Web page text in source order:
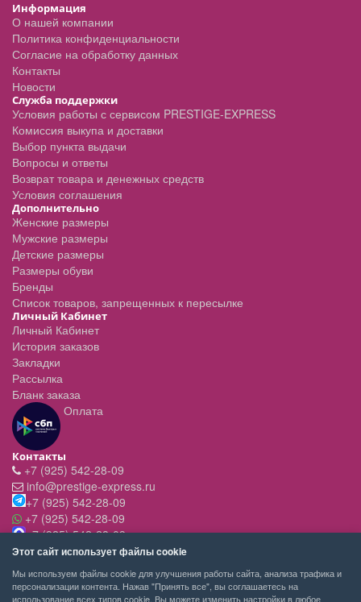
Информация
О нашей компании
Политика конфиденциальности
Согласие на обработку данных
Контакты
Новости
Служба поддержки
Условия работы с сервисом PRESTIGE-EXPRESS
Комиссия выкупа и доставки
Выбор пункта выдачи
Вопросы и ответы
Возврат товара и денежных средств
Условия соглашения
Дополнительно
Женские размеры
Мужские размеры
Детские размеры
Размеры обуви
Бренды
Список товаров, запрещенных к пересылке
Личный Кабинет
Личный Кабинет
История заказов
Закладки
Рассылка
Бланк заказа
Оплата
Контакты
+7 (925) 542-28-09
info@prestige-express.ru
+7 (925) 542-28-09
+7 (925) 542-28-09
+7 (925) 542-28-09
Режим работы:
- вт-пт с 11:00 до 20:00
- сб - c 11.00 до 19.00
- вск,пн - выходной
Этот сайт использует файлы cookie
Мы используем файлы cookie для улучшения работы сайта, анализа трафика и
персонализации контента. Нажав "Принять все", вы соглашаетесь на
использование всех типов cookie. Вы можете изменить настройки в любое